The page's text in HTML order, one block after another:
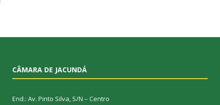
CÂMARA DE JACUNDÁ
End.: Av. Pinto Silva, S/N – Centro